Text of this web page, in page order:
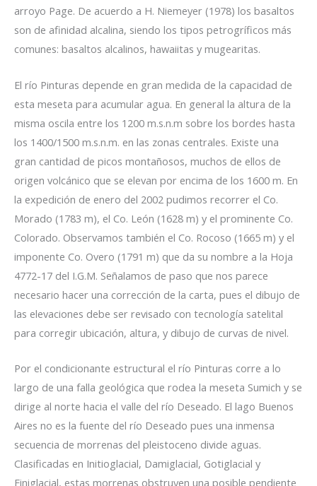
arroyo Page. De acuerdo a H. Niemeyer (1978) los basaltos
son de afinidad alcalina, siendo los tipos petrogríficos más
comunes: basaltos alcalinos, hawaiitas y mugearitas.
El río Pinturas depende en gran medida de la capacidad de
esta meseta para acumular agua. En general la altura de la
misma oscila entre los 1200 m.s.n.m sobre los bordes hasta
los 1400/1500 m.s.n.m. en las zonas centrales. Existe una
gran cantidad de picos montañosos, muchos de ellos de
origen volcánico que se elevan por encima de los 1600 m. En
la expedición de enero del 2002 pudimos recorrer el Co.
Morado (1783 m), el Co. León (1628 m) y el prominente Co.
Colorado. Observamos también el Co. Rocoso (1665 m) y el
imponente Co. Overo (1791 m) que da su nombre a la Hoja
4772-17 del I.G.M. Señalamos de paso que nos parece
necesario hacer una corrección de la carta, pues el dibujo de
las elevaciones debe ser revisado con tecnología satelital
para corregir ubicación, altura, y dibujo de curvas de nivel.
Por el condicionante estructural el río Pinturas corre a lo
largo de una falla geológica que rodea la meseta Sumich y se
dirige al norte hacia el valle del río Deseado. El lago Buenos
Aires no es la fuente del río Deseado pues una inmensa
secuencia de morrenas del pleistoceno divide aguas.
Clasificadas en Initioglacial, Damiglacial, Gotiglacial y
Finiglacial, estas morrenas obstruyen una posible pendiente